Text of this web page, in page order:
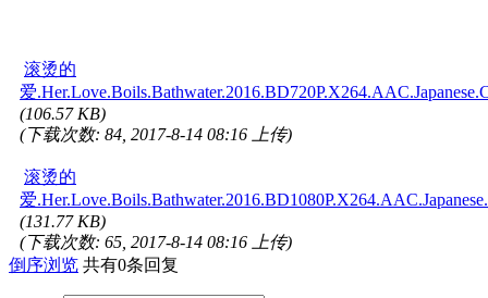
滚烫的
爱
(106.57 KB)
(下载次数: 84, 2017-8-14 08:16 上传)
滚烫的
爱
(131.77 KB)
(下载次数: 65, 2017-8-14 08:16 上传)
倒序浏览 共有0条回复